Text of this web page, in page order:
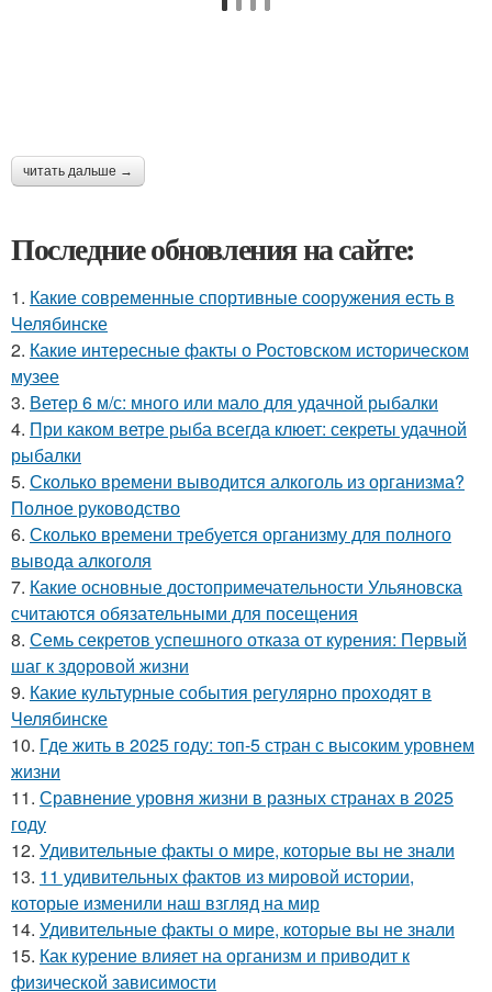
читать дальше →
Последние обновления на сайте:
1. Какие современные спортивные сооружения есть в
Челябинске
2. Какие интересные факты о Ростовском историческом
музее
3. Ветер 6 м/с: много или мало для удачной рыбалки
4. При каком ветре рыба всегда клюет: секреты удачной
рыбалки
5. Сколько времени выводится алкоголь из организма?
Полное руководство
6. Сколько времени требуется организму для полного
вывода алкоголя
7. Какие основные достопримечательности Ульяновска
считаются обязательными для посещения
8. Семь секретов успешного отказа от курения: Первый
шаг к здоровой жизни
9. Какие культурные события регулярно проходят в
Челябинске
10. Где жить в 2025 году: топ-5 стран с высоким уровнем
жизни
11. Сравнение уровня жизни в разных странах в 2025
году
12. Удивительные факты о мире, которые вы не знали
13. 11 удивительных фактов из мировой истории,
которые изменили наш взгляд на мир
14. Удивительные факты о мире, которые вы не знали
15. Как курение влияет на организм и приводит к
физической зависимости